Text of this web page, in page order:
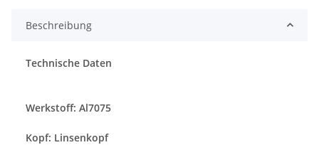
Beschreibung
Technische Daten
Werkstoff: Al7075
Kopf: Linsenkopf